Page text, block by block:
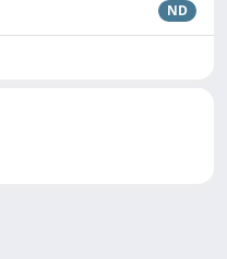
ND